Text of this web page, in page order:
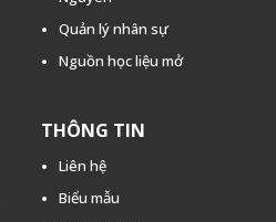
Quản lý nhân sự
Nguồn học liệu mở
THÔNG TIN
Liên hệ
Biểu mẫu